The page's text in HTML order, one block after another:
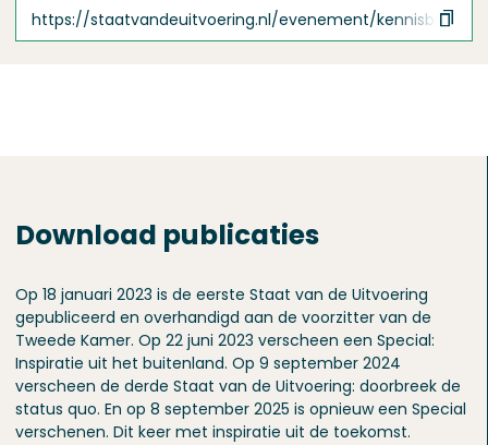
https://staatvandeuitvoering.nl/evenement/
Download publicaties
Op 18 januari 2023 is de eerste Staat van de Uitvoering
gepubliceerd en overhandigd aan de voorzitter van de
Tweede Kamer. Op 22 juni 2023 verscheen een Special:
Inspiratie uit het buitenland. Op 9 september 2024
verscheen de derde Staat van de Uitvoering: doorbreek de
status quo. En op 8 september 2025 is opnieuw een Special
verschenen. Dit keer met inspiratie uit de toekomst.